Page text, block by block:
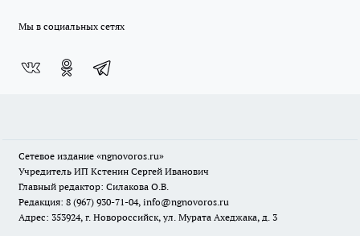
Мы в социальных сетях
Сетевое издание «ngnovoros.ru»
Учредитель ИП Кстенин Сергей Иванович
Главный редактор: Силакова О.В.
Редакция: 8 (967) 930-71-04, info@ngnovoros.ru
Адрес: 353924, г. Новороссийск, ул. Мурата Ахеджака, д. 3